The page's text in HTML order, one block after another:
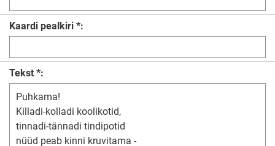
Kaardi pealkiri *:
Tekst *: